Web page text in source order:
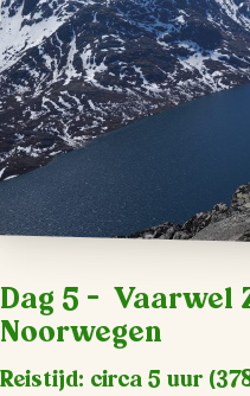
Dag 5 – Vaarwel
Noorwegen
Reistijd: circa 5 uur